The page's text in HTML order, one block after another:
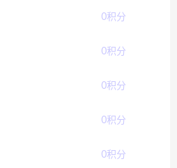
0积分
0积分
0积分
0积分
0积分